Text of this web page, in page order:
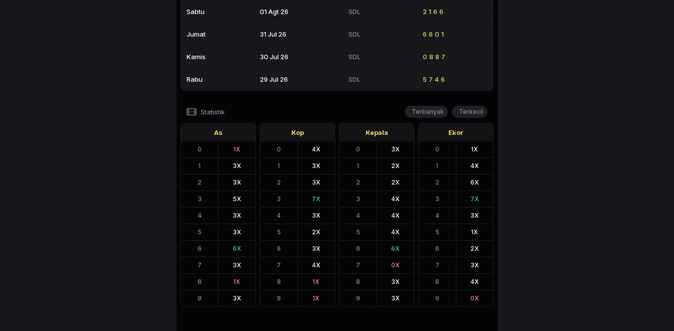
Sabtu 01 Agt 26 SDL 2166
Jumat 31 Jul 26 SDL 6601
Kamis 30 Jul 26 SDL 0887
Rabu 29 Jul 26 SDL 5746
Statistik Terbanyak Terkecil
As
0
1
2
3
4
5
6
7
8
9
1X
3X
3X
5X
3X
3X
6X
3X
1X
3X
Kop
0
1
2
3
4
5
6
7
8
9
4X
3X
3X
7X
3X
2X
3X
4X
1X
1X
Kepala
0
1
2
3
4
5
6
7
8
9
3X
2X
2X
4X
4X
4X
6X
0X
3X
3X
Ekor
0
1
2
3
4
5
6
7
8
9
1X
4X
6X
7X
3X
1X
2X
3X
4X
0X